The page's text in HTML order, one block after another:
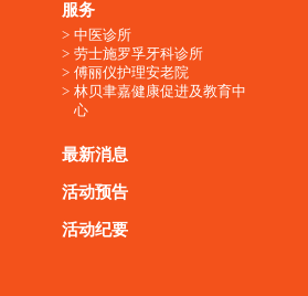
服务
中医诊所
劳士施罗孚牙科诊所
傅丽仪护理安老院
林贝聿嘉健康促进及教育中
心
最新消息
活动预告
活动纪要